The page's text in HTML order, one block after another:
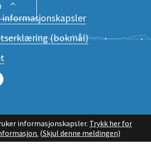
informasjonskapsler
(bokmål)
LinkedIn
informasjonskapsler. Trykk her for
(Skjul denne meldingen)